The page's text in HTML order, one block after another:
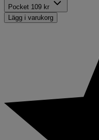
Pocket 109 kr
Lägg i varukorg